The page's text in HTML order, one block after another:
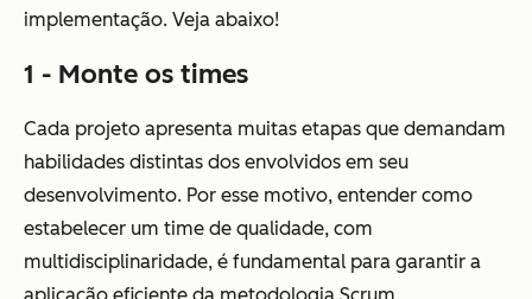
implementação. Veja abaixo!
1 - Monte os times
Cada projeto apresenta muitas etapas que demandam
habilidades distintas dos envolvidos em seu
desenvolvimento. Por esse motivo, entender como
estabelecer um time de qualidade, com
multidisciplinaridade, é fundamental para garantir a